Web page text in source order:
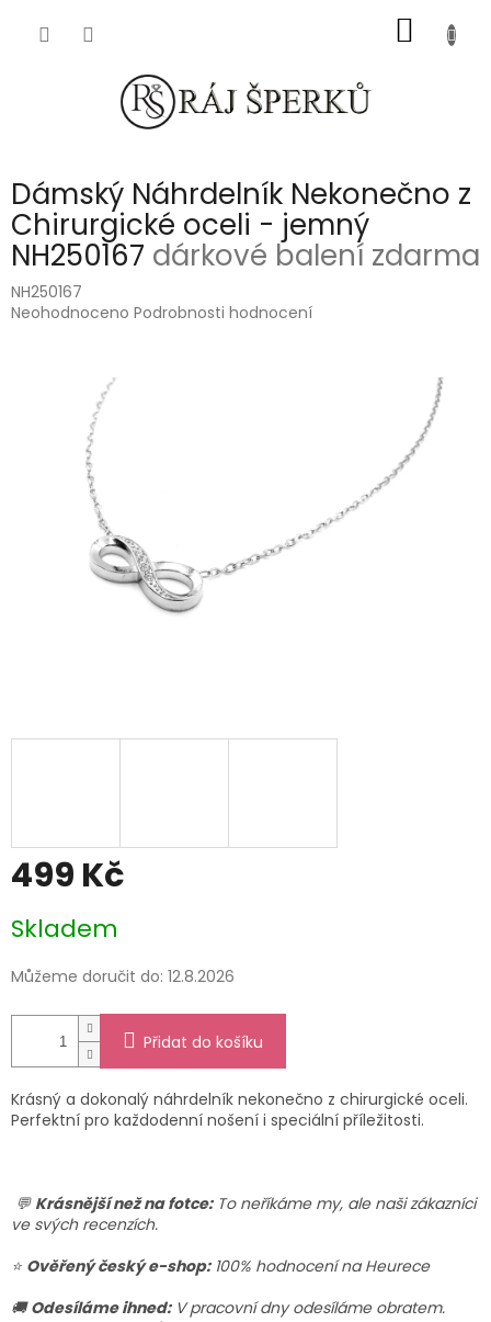
KOŠÍK
Dámský Náhrdelník Nekonečno z
Chirurgické oceli - jemný
NH250167 dárkové balení zdarma
NH250167
Průměrné
hvězdiček.
Neohodnoceno Podrobnosti hodnocení
499 Kč
cena:
Skladem
Můžeme doručit do: 12.8.2026
Přidat do košíku
Krásný a dokonalý náhrdelník nekonečno z chirurgické oceli.
Perfektní pro každodenní nošení i speciální příležitosti.
💬 Krásnější než na fotce:To neříkáme my, ale naši zákazníci
ve svých recenzích.
⭐ Ověřený český e-shop:100% hodnocení na Heurece
🚚 Odesíláme ihned:V pracovní dny odesíláme obratem.